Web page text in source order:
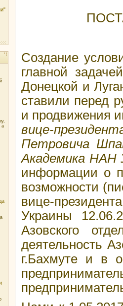
а
Создание
главной
Донецкой и
ставили перед
и продвижения
вице-
Петровича
Академика НАН
информации о
возможности
вице-
Украины
Азовского
деятельность
г.Бахмуте и в